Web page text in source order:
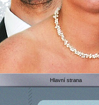
Hlavní strana